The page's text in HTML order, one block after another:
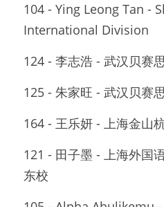
104 - Ying Leong Tan -
International Division
124 - 李志浩 - 武汉贝赛
125 - 朱家旺 - 武汉贝赛
164 - 王乐妍 - 上海金山
121 - 田子墨 - 上海外国
东校